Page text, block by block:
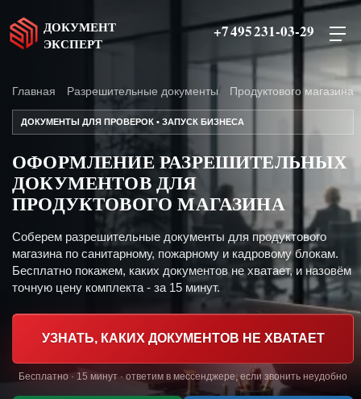
ДОКУМЕНТ
ЭКСПЕРТ
+7 495 231-03-29
Главная Разрешительные документы Продуктового магазина
ДОКУМЕНТЫ ДЛЯ ПРОВЕРОК • ЗАПУСК БИЗНЕСА
ОФОРМЛЕНИЕ РАЗРЕШИТЕЛЬНЫХ
ДОКУМЕНТОВ ДЛЯ
ПРОДУКТОВОГО МАГАЗИНА
Соберем разрешительные документы для продуктового
магазина по санитарному, пожарному и кадровому блокам.
Бесплатно покажем, каких документов не хватает, и назовём
точную цену комплекта - за 15 минут.
УЗНАТЬ, КАКИХ ДОКУМЕНТОВ НЕ ХВАТАЕТ
Бесплатно · 15 минут · ответим в мессенджере, если звонить неудобно